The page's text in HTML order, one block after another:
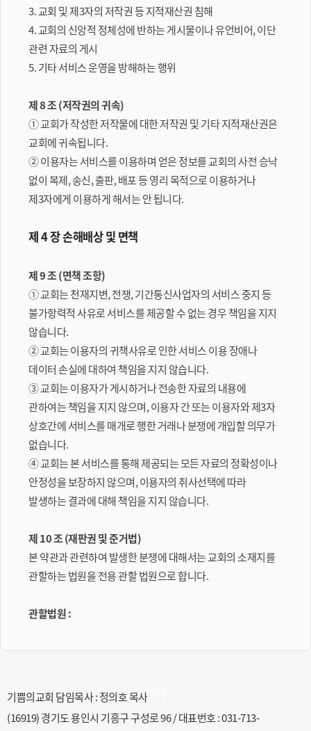
3. 교회 및 제3자의 저작권 등 지적재산권 침해
4. 교회의 신앙적 정체성에 반하는 게시물이나 유언비어, 이단
관련 자료의 게시
5. 기타 서비스 운영을 방해하는 행위
제 8 조 (저작권의 귀속)
① 교회가 작성한 저작물에 대한 저작권 및 기타 지적재산권은
교회에 귀속됩니다.
② 이용자는 서비스를 이용하며 얻은 정보를 교회의 사전 승낙
없이 복제, 송신, 출판, 배포 등 영리 목적으로 이용하거나
제3자에게 이용하게 해서는 안 됩니다.
제 4 장 손해배상 및 면책
제 9 조 (면책 조항)
① 교회는 천재지변, 전쟁, 기간통신사업자의 서비스 중지 등
불가항력적 사유로 서비스를 제공할 수 없는 경우 책임을 지지
않습니다.
② 교회는 이용자의 귀책사유로 인한 서비스 이용 장애나
데이터 손실에 대하여 책임을 지지 않습니다.
③ 교회는 이용자가 게시하거나 전송한 자료의 내용에
관하여는 책임을 지지 않으며, 이용자 간 또는 이용자와 제3자
상호간에 서비스를 매개로 행한 거래나 분쟁에 개입할 의무가
없습니다.
④ 교회는 본 서비스를 통해 제공되는 모든 자료의 정확성이나
안정성을 보장하지 않으며, 이용자의 취사선택에 따라
발생하는 결과에 대해 책임을 지지 않습니다.
제 10 조 (재판권 및 준거법)
본 약관과 관련하여 발생한 분쟁에 대해서는 교회의 소재지를
관할하는 법원을 전용 관할 법원으로 합니다.
관할법원 :
기쁨의교회 담임목사 : 정의호 목사
(16919) 경기도 용인시 기흥구 구성로 96 / 대표번호 : 031-713-